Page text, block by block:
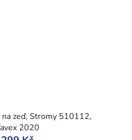
zeď, Stromy 510112,
2020